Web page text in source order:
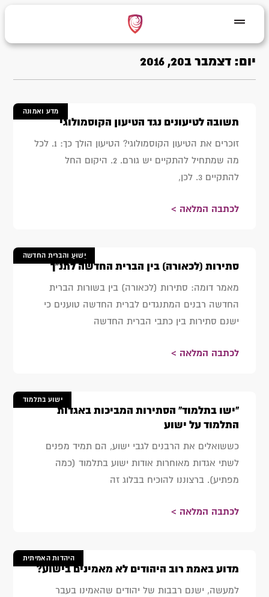
יום: דצמבר ב20, 2016
מדע ואמונה
תשובה לטיעונים נגד הטיעון הקוסמולוגי
זוכרים את הטיעון הקוסמולוגי? הטיעון הולך כך: 1. לכל
מה שמתחיל להתקיים יש גורם. 2. היקום החל
להתקיים 3. לכן,
לכתבה המלאה >
יֵשׁוּעַ והברית החדשה
סתירות (לכאורה) בין הברית החדשה לתנ"ך
מאמר דומה: סתירות (לכאורה) בין בשורות הברית
החדשה רבנים המתנגדים לברית החדשה טוענים כי
ישנם סתירות בין כתבי הברית החדשה
לכתבה המלאה >
ישוע בתלמוד
"ישו בתלמוד" הסתירות המביכות באגדות
התלמוד על ישוע
כששואלים את הרבנים לגבי ישוע, הם תמיד מפנים
לשתי אגדות מאוחרות אודות ישוע בתלמוד (כמה
מפתיע). ברצוננו להוכיח בבלוג זה
לכתבה המלאה >
היהדות האמיתית
מדוע באמת רוב היהודים לא מאמינים בישוע?
למעשה, ישנם רבבות של יהודים שהאמינו בעבר